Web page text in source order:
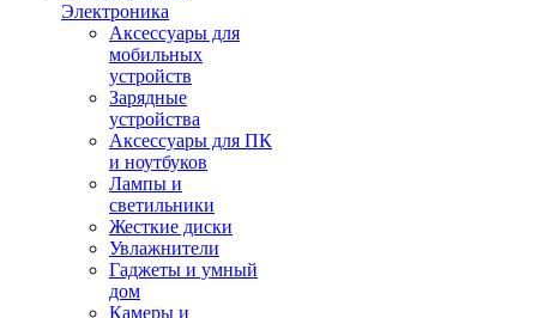
Электроника
Аксессуары для
мобильных
устройств
Зарядные
устройства
Аксессуары для ПК
и ноутбуков
Лампы и
светильники
Жесткие диски
Увлажнители
Гаджеты и умный
дом
Камеры и